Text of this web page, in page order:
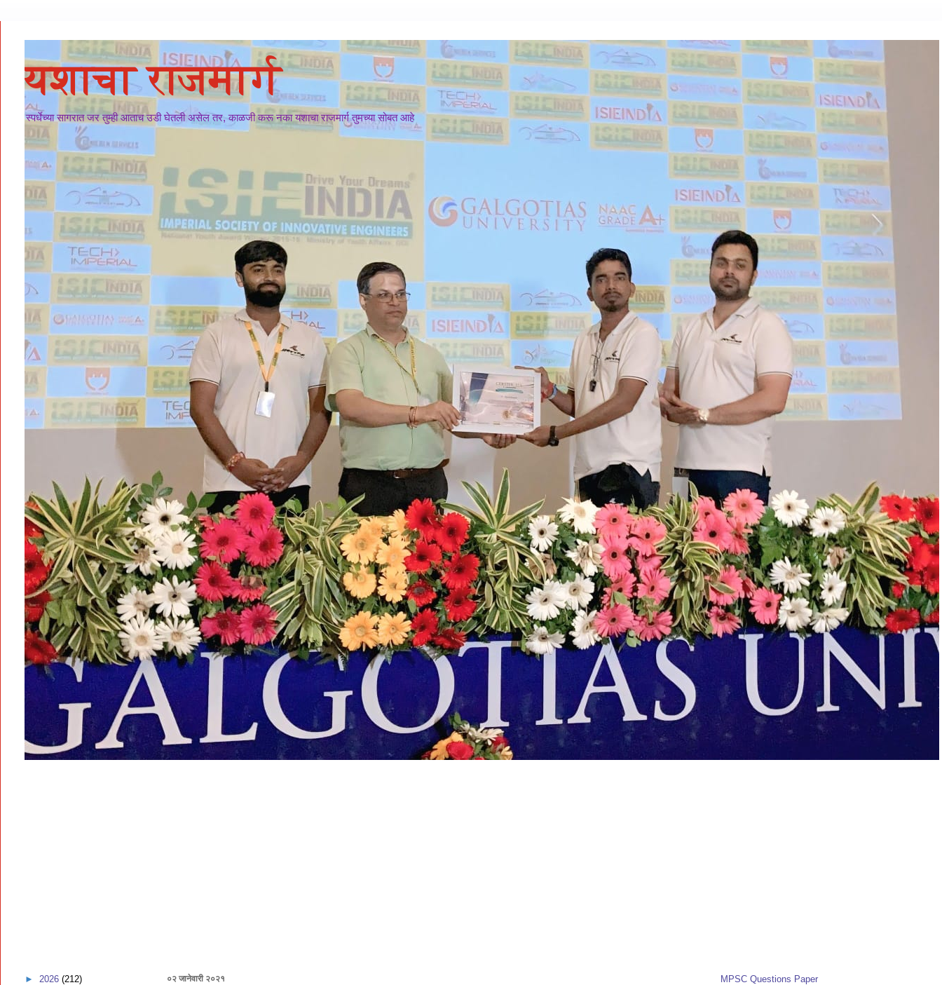
यशाचा राजमार्ग
स्पर्धेच्या सागरात जर तुम्ही आताच उडी घेतली असेल तर, काळजी करू नका यशाचा राजमार्ग तुमच्या सोबत आहे
०२ जानेवारी २०२१
► 2026 (212)
MPSC Questions Paper